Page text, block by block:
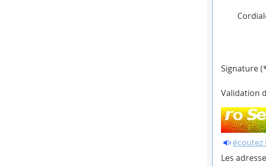
Signature
Validation
écoutez
Les